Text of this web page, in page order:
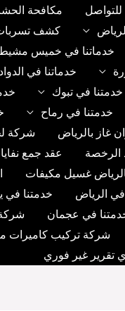
للتواصل مكافحة
كشف
خدماتنا في خميس
خدماتنا في
خدمتنا في تبوك
خدمتنا في رماح
غاز بالرياض
شركة
الرخصة
عقد جمع
غسيل مكيفات
الرياض
خدمتنا في
في عجمان شركة
شركة تركيب كاميرات
تقرير غير فوري